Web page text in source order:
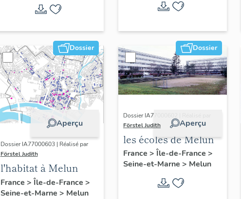
Dossier
Aperçu
Dossier IA77000603 | Réalisé par
Förstel Judith
l'habitat à Melun
France > Île-de-France >
Seine-et-Marne > Melun
Dossier
Aperçu
Dossier IA77000602 | Réalisé par
Förstel Judith
les écoles de Melun
France > Île-de-France >
Seine-et-Marne > Melun